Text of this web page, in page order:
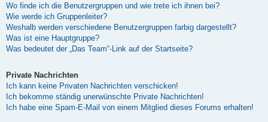
Wo finde ich die Benutzergruppen und wie trete ich ihnen bei?
Wie werde ich Gruppenleiter?
Weshalb werden verschiedene Benutzergruppen farbig dargestellt?
Was ist eine Hauptgruppe?
Was bedeutet der „Das Team“-Link auf der Startseite?
Private Nachrichten
Ich kann keine Privaten Nachrichten verschicken!
Ich bekomme ständig unerwünschte Private Nachrichten!
Ich habe eine Spam-E-Mail von einem Mitglied dieses Forums erhalten!